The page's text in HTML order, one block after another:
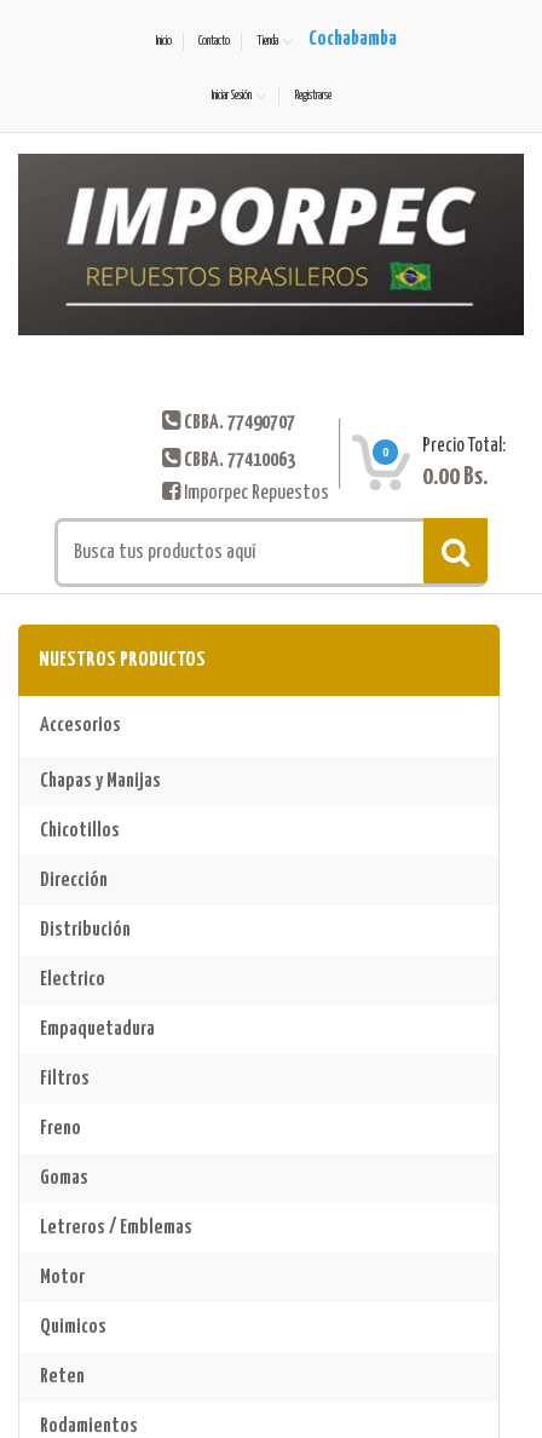
Inicio Contacto Tienda Cochabamba
Iniciar Sesión Registrarse
CBBA. 77490707
CBBA. 77410063
Imporpec Repuestos
0 Precio Total:
0.00 Bs.
NUESTROS PRODUCTOS
Accesorios
Chapas y Manijas
Chicotillos
Dirección
Distribución
Electrico
Empaquetadura
Filtros
Freno
Gomas
Letreros / Emblemas
Motor
Quimicos
Reten
Rodamientos